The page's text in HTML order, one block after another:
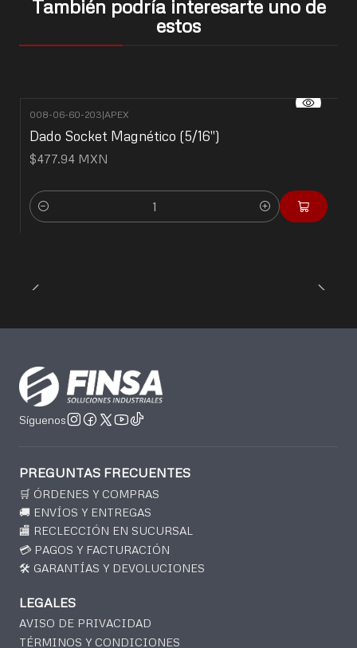
También podría interesarte uno de
estos
008-06-60-203|APEX
Dado Socket Magnético (5/16")
$477.94 MXN
Cantidad
Síguenos
PREGUNTAS FRECUENTES
🛒 ÓRDENES Y COMPRAS
🚚 ENVÍOS Y ENTREGAS
🏬 RECLECCIÓN EN SUCURSAL
💳 PAGOS Y FACTURACIÓN
🛠️ GARANTÍAS Y DEVOLUCIONES
LEGALES
AVISO DE PRIVACIDAD
TÉRMINOS Y CONDICIONES